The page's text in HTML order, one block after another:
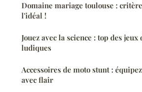
Domaine mariage toulouse :
l'idéal !
Jouez avec la science : top des
ludiques
Accessoires de moto stunt :
avec flair